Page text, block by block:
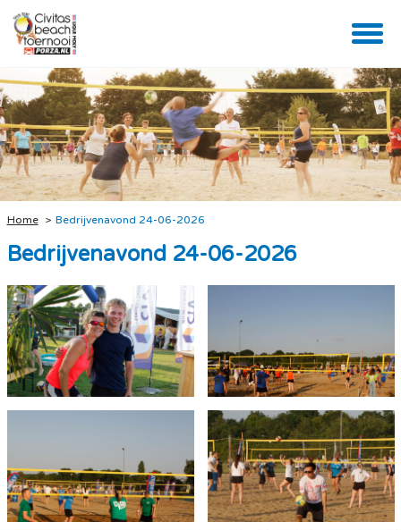
Home Bedrijvenavond 24-06-2026
Bedrijvenavond 24-06-2026